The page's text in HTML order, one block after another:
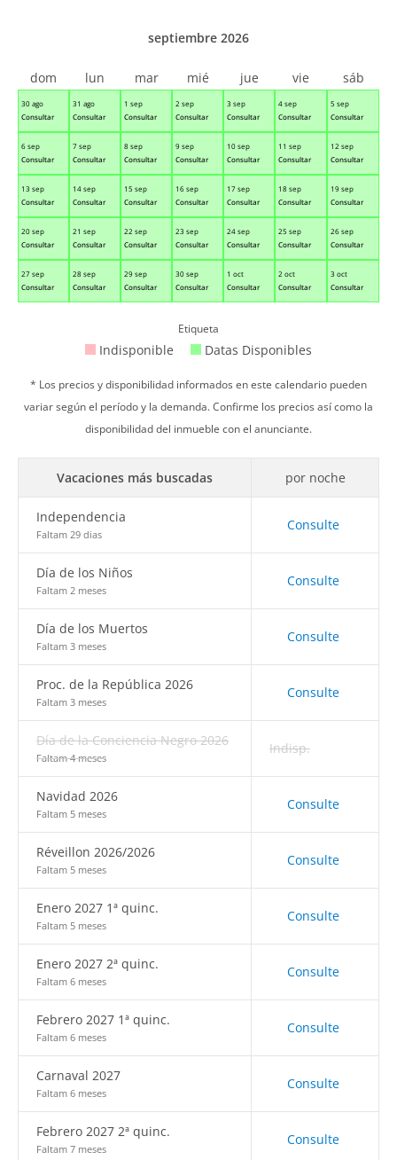
30 ago
Consultar
31 ago
Consultar
1 sep
Consultar
2 sep
Consultar
3 sep
Consultar
4 sep
Consultar
5 sep
Consultar
6 sep
Consultar
7 sep
Consultar
8 sep
Consultar
9 sep
Consultar
10 sep
Consultar
11 sep
Consultar
12 sep
Consultar
13 sep
Consultar
14 sep
Consultar
15 sep
Consultar
16 sep
Consultar
17 sep
Consultar
18 sep
Consultar
19 sep
Consultar
20 sep
Consultar
21 sep
Consultar
22 sep
Consultar
23 sep
Consultar
24 sep
Consultar
25 sep
Consultar
26 sep
Consultar
27 sep
Consultar
28 sep
Consultar
29 sep
Consultar
30 sep
Consultar
1 oct
Consultar
2 oct
Consultar
3 oct
Consultar
septiembre 2026
dom lun mar mié jue vie sáb
Etiqueta
Indisponible Datas Disponibles
* Los precios y disponibilidad informados en este calendario pueden
variar según el período y la demanda. Confirme los precios así como la
disponibilidad del inmueble con el anunciante.
Vacaciones más buscadas por noche
Independencia
Faltam 29 dias
Consulte
Día de los Niños
Faltam 2 meses
Consulte
Día de los Muertos
Faltam 3 meses
Consulte
Proc. de la República 2026
Faltam 3 meses
Consulte
Día de la Conciencia Negro 2026
Faltam 4 meses
Indisp.
Navidad 2026
Faltam 5 meses
Consulte
Réveillon 2026/2026
Faltam 5 meses
Consulte
Enero 2027 1ª quinc.
Faltam 5 meses
Consulte
Enero 2027 2ª quinc.
Faltam 6 meses
Consulte
Febrero 2027 1ª quinc.
Faltam 6 meses
Consulte
Carnaval 2027
Faltam 6 meses
Consulte
Febrero 2027 2ª quinc.
Faltam 7 meses
Consulte